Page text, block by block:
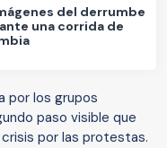
del derrumbe
una corrida de
por los grupos
paso visible que
por las protestas.